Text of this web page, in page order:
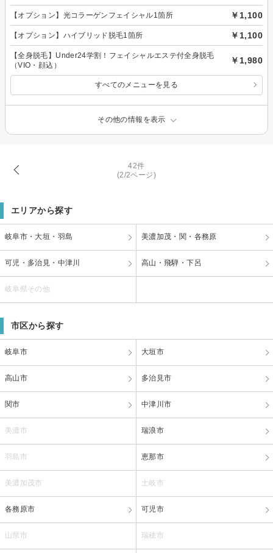
【オプション】光コラーゲンフェイシャル1箇所 ￥1,100
【オプション】ハイブリッド脱毛1箇所 ￥1,100
【全身脱毛】Under24学割！フェイシャルエステ付全身脱毛
（VIO・顔込）
￥1,980
すべてのメニューを見る
その他の情報を表示
42件
(2/2ページ)
エリアから探す
岐阜市・大垣・羽島 美濃加茂・関・各務原
可児・多治見・中津川 高山・飛騨・下呂
岐阜県その他
市区から探す
岐阜市 大垣市
高山市 多治見市
関市 中津川市
美濃市 瑞浪市
羽島市 恵那市
美濃加茂市 土岐市
各務原市 可児市
山県市 瑞穂市